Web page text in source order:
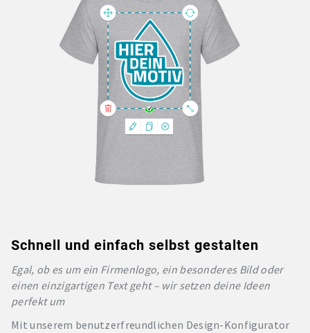
Schnell und einfach selbst gestalten
Egal, ob es um ein Firmenlogo, ein besonderes Bild oder
einen einzigartigen Text geht – wir setzen deine Ideen
perfekt um
Mit unserem benutzerfreundlichen Design-Konfigurator